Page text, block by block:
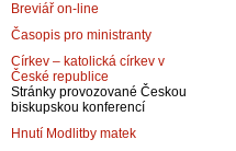
Breviář on-line
Časopis pro ministranty
Církev – katolická církev v
České republice
Stránky provozované Českou
biskupskou konferencí
Hnutí Modlitby matek